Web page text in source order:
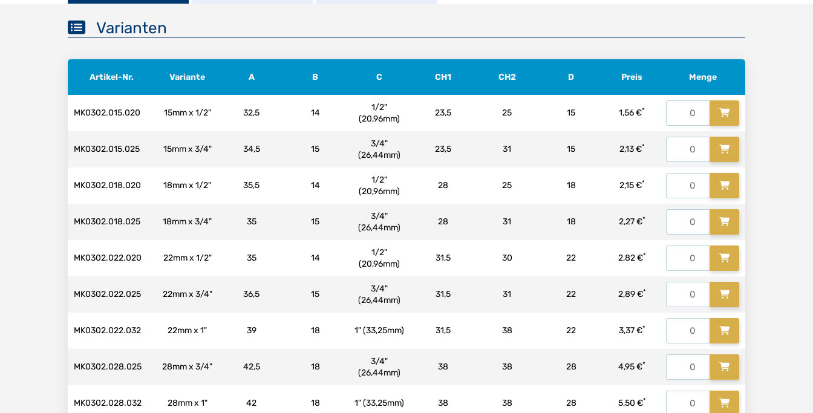
Varianten
Artikel-Nr. Variante A B C CH1 CH2 D Preis Menge
MK0302.015.020 15mm x 1/2" 32,5 14
1/2"
(20,96mm)
23,5 25 15 1,56 €*
MK0302.015.025 15mm x 3/4" 34,5 15
3/4"
(26,44mm)
23,5 31 15 2,13 €*
MK0302.018.020 18mm x 1/2" 35,5 14
1/2"
(20,96mm)
28 25 18 2,15 €*
MK0302.018.025 18mm x 3/4" 35 15
3/4"
(26,44mm)
28 31 18 2,27 €*
MK0302.022.020 22mm x 1/2" 35 14
1/2"
(20,96mm)
31,5 30 22 2,82 €*
MK0302.022.025 22mm x 3/4" 36,5 15
3/4"
(26,44mm)
31,5 31 22 2,89 €*
MK0302.022.032 22mm x 1" 39 18 1" (33,25mm) 31,5 38 22 3,37 €*
MK0302.028.025 28mm x 3/4" 42,5 18
3/4"
(26,44mm)
38 38 28 4,95 €*
MK0302.028.032 28mm x 1" 42 18 1" (33,25mm) 38 38 28 5,50 €*